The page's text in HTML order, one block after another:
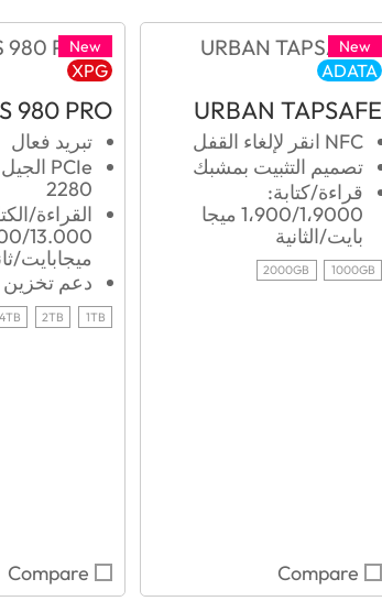
New
ADATA
URBAN TAPSAFE
NFC انقر لإلغاء القفل
تصميم التثبيت بمشبك
قراءة/كتابة:
1،900/1،9000 ميجا
بايت/الثانية
1000GB
2000GB
Compare
New
XPG
980 PRO
تبريد فعال
2280
القراءة/
13.000
ميجابايت/
دعم تخزين PS5
1TB
2TB
4TB
Compare